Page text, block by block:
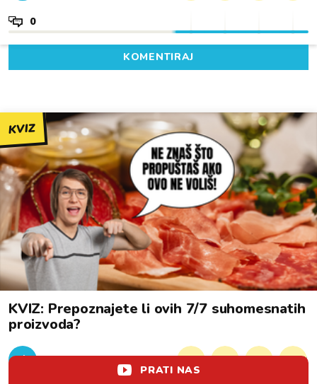
0
KOMENTIRAJ
KVIZ
KVIZ: Prepoznajete li ovih 7/7 suhomesnatih
proizvoda?
lol! aww vrh! woot?!
PRATI NAS